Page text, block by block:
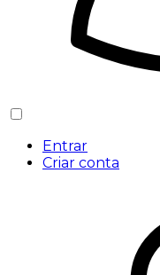
Entrar
Criar conta